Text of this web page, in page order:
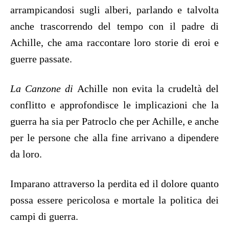
arrampicandosi sugli alberi, parlando e talvolta
anche trascorrendo del tempo con il padre di
Achille, che ama raccontare loro storie di eroi e
guerre passate.
La Canzone di Achille non evita la crudeltà del
conflitto e approfondisce le implicazioni che la
guerra ha sia per Patroclo che per Achille, e anche
per le persone che alla fine arrivano a dipendere
da loro.
Imparano attraverso la perdita ed il dolore quanto
possa essere pericolosa e mortale la politica dei
campi di guerra.